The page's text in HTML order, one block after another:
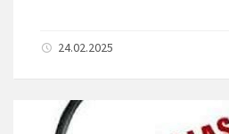
24.02.2025